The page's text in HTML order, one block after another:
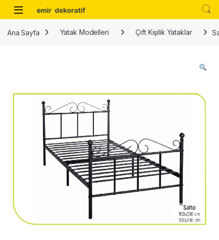
Skip to navigation
Skip to content
Ana Sayfa Yatak Modelleri Çift Kişilik Yataklar